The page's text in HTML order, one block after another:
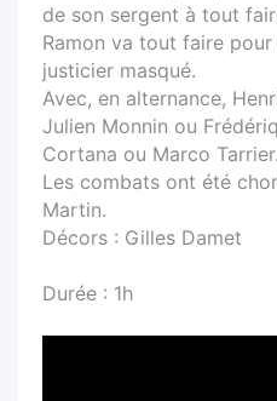
de son sergent à tout
Ramon va tout faire
justicier masqué.
Avec, en alternance,
Julien Monnin ou
Cortana ou Marco Tarrier.
Les combats ont été
Martin.
Décors : Gilles Damet
Durée : 1h